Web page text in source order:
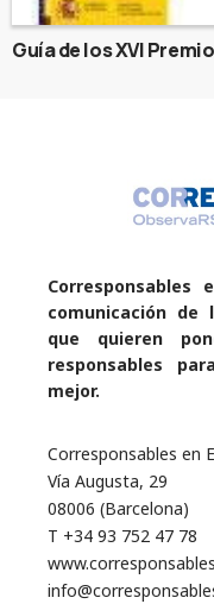
Guía de los XVI
comunicación de
que quieren
responsables
mejor.
Corresponsables en
Vía Augusta, 29
08006 (Barcelona)
T +34 93 752 47 78